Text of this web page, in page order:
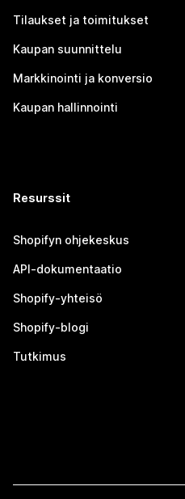
Tilaukset ja toimitukset
Kaupan suunnittelu
Markkinointi ja konversio
Kaupan hallinnointi
Resurssit
Shopifyn ohjekeskus
API-dokumentaatio
Shopify-yhteisö
Shopify-blogi
Tutkimus